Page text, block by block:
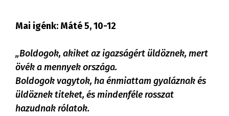
Mai igénk: Máté 5, 10-12
„Boldogok, akiket az igazságért üldöznek, mert
övék a mennyek országa.
Boldogok vagytok, ha énmiattam gyaláznak és
üldöznek titeket, és mindenféle rosszat
hazudnak rólatok.